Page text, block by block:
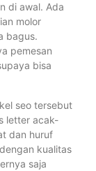
di awal. Ada
molor
bagus.
pemesan
bisa
seo tersebut
letter acak-
dan huruf
kualitas
saja